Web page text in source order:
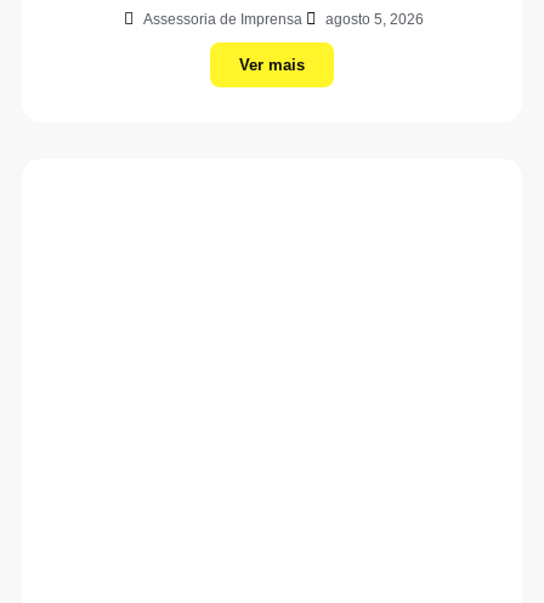
Assessoria de Imprensa agosto 5, 2026
Ver mais